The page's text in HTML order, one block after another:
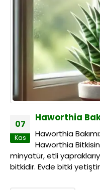
07
Kas
Haworthia
Haworthia
Haworthia
minyatür, etli
bitkidir. Evde bitki